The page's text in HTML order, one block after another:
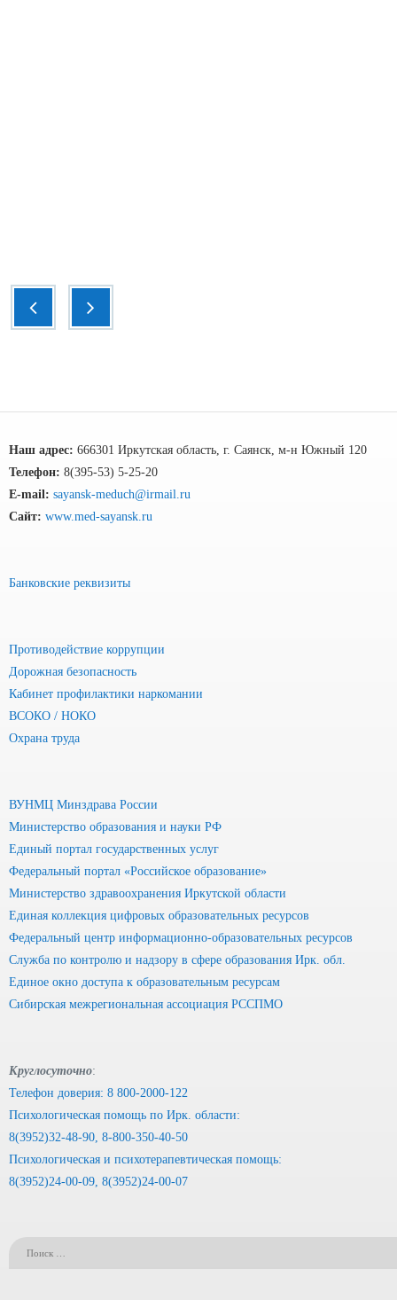
Наш адрес: 666301 Иркутская область, г. Саянск, м-н Южный 120
Телефон: 8(395-53) 5-25-20
E-mail: sayansk-meduch@irmail.ru
Сайт: www.med-sayansk.ru
Банковские реквизиты
Противодействие коррупции
Дорожная безопасность
Кабинет профилактики наркомании
ВСОКО / НОКО
Охрана труда
ВУНМЦ Минздрава России
Министерство образования и науки РФ
Единый портал государственных услуг
Федеральный портал «Российское образование»
Министерство здравоохранения Иркутской области
Единая коллекция цифровых образовательных ресурсов
Федеральный центр информационно-образовательных ресурсов
Служба по контролю и надзору в сфере образования Ирк. обл.
Единое окно доступа к образовательным ресурсам
Сибирская межрегиональная ассоциация РССПМО
Круглосуточно:
Телефон доверия: 8 800-2000-122
Психологическая помощь по Ирк. области:
8(3952)32-48-90, 8-800-350-40-50
Психологическая и психотерапевтическая помощь:
8(3952)24-00-09, 8(3952)24-00-07